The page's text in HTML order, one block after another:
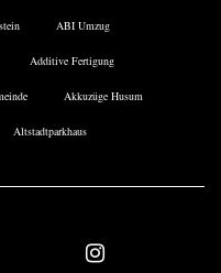
ABI Umzug
Additive Fertigung
Akkuzüge Husum
Altstadtparkhaus